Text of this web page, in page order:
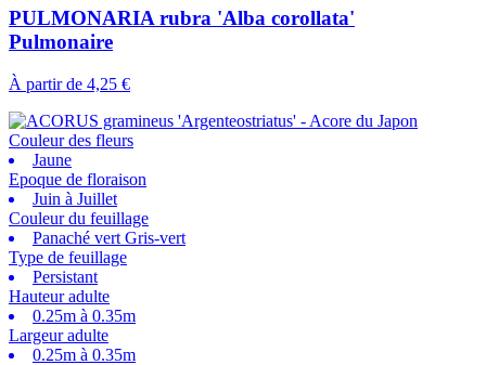
PULMONARIA rubra 'Alba corollata'
Pulmonaire
À partir de 4,25 €
Couleur des fleurs
Jaune
Epoque de floraison
Juin à Juillet
Couleur du feuillage
Panaché vert Gris-vert
Type de feuillage
Persistant
Hauteur adulte
0.25m à 0.35m
Largeur adulte
0.25m à 0.35m